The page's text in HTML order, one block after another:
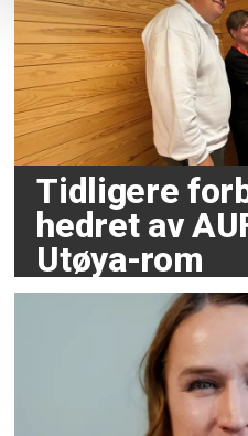
Tidligere
hedret av
Utøya-rom